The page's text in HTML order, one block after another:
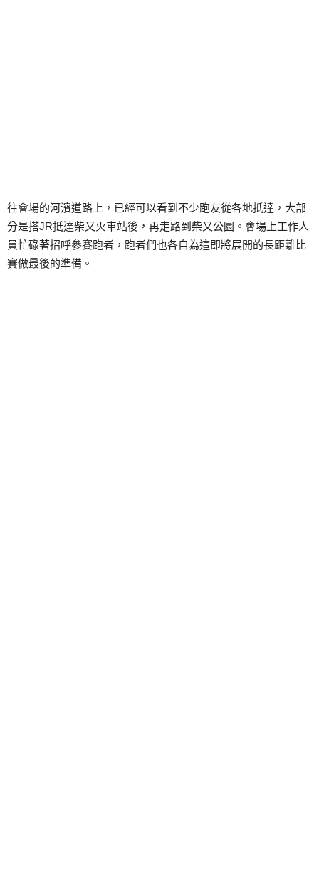
往會場的河濱道路上，已經可以看到不少跑友從各地抵達，大部
分是搭JR抵達柴又火車站後，再走路到柴又公園。會場上工作人
員忙碌著招呼參賽跑者，跑者們也各自為這即將展開的長距離比
賽做最後的準備。